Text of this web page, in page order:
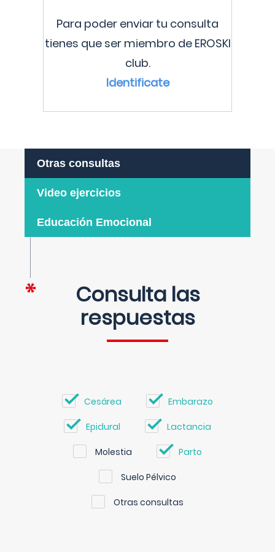
Para poder enviar tu consulta
tienes que ser miembro de EROSKI
club.
Identificate
Otras consultas
Video ejercicios
Educación Emocional
Consulta las
respuestas
Cesárea Embarazo
Epidural Lactancia
Molestia Parto
Suelo Pélvico
Otras consultas